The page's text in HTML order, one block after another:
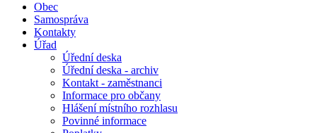
Obec
Samospráva
Kontakty
Úřad
Úřední deska
Úřední deska - archiv
Kontakt - zaměstnanci
Informace pro občany
Hlášení místního rozhlasu
Povinné informace